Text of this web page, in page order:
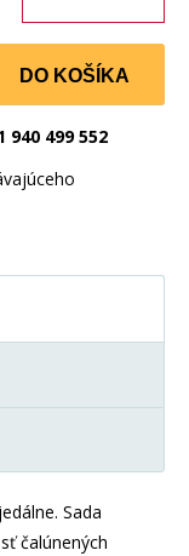
DO KOŠÍKA
940 499 552
Sada
čalúnených